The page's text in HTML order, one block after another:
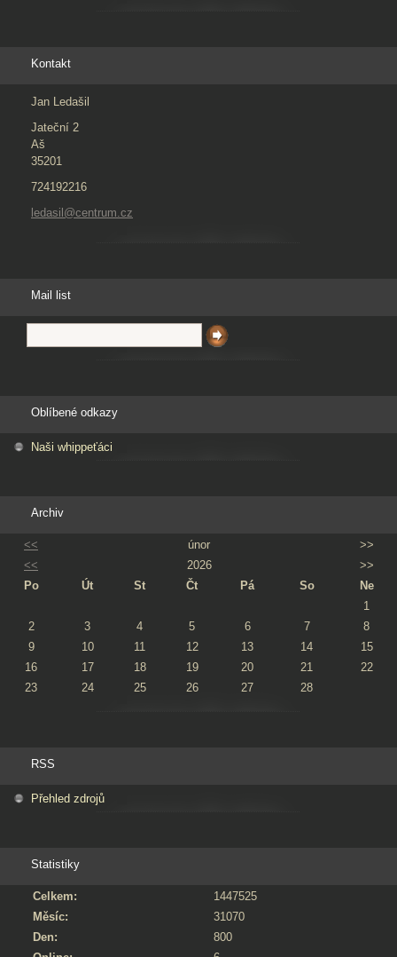
Kontakt
Jan Ledašil
Jateční 2
Aš
35201
724192216
ledasil@centrum.cz
Mail list
Oblíbené odkazy
Naši whippeťáci
Archiv
<< únor
>>
<<
2026
>>
Po
Út St Čt Pá So
Ne
1
2
3 4 5 6 7
8
9
10 11 12 13 14
15
16
17 18 19 20 21
22
23
24 25 26 27 28
RSS
Přehled zdrojů
Statistiky
Celkem:
1447525
Měsíc:
31070
Den:
800